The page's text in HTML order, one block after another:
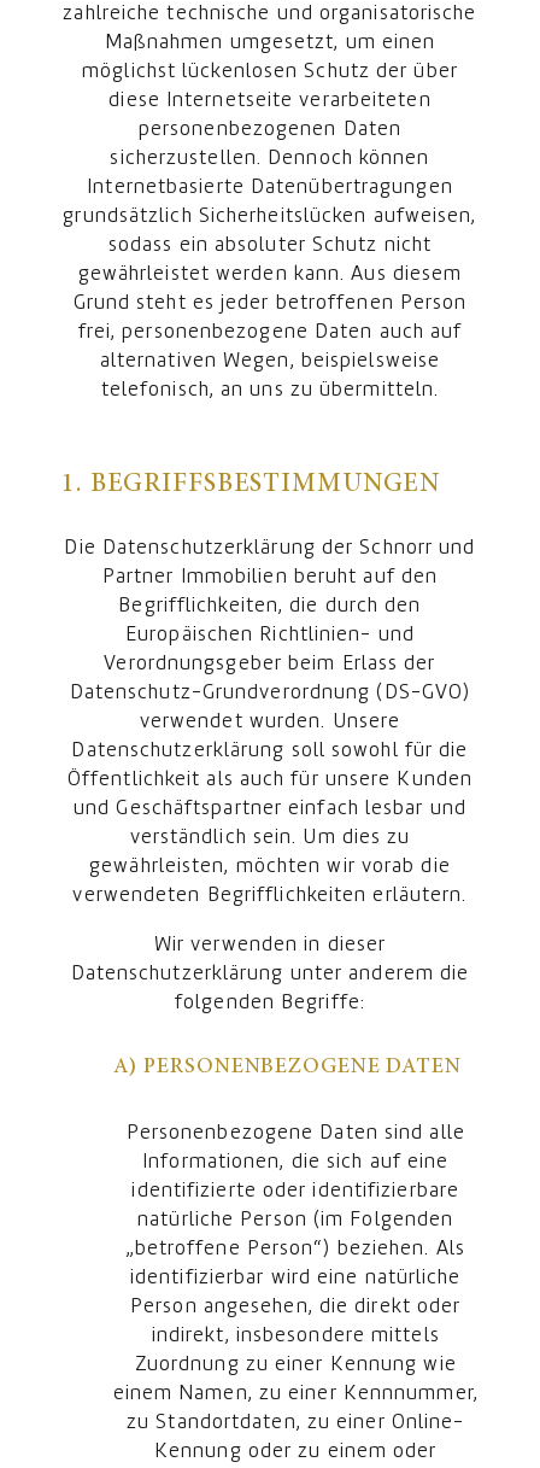
zahlreiche technische und organisatorische
Maßnahmen umgesetzt, um einen
möglichst lückenlosen Schutz der über
diese Internetseite verarbeiteten
personenbezogenen Daten
sicherzustellen. Dennoch können
Internetbasierte Datenübertragungen
grundsätzlich Sicherheitslücken aufweisen,
sodass ein absoluter Schutz nicht
gewährleistet werden kann. Aus diesem
Grund steht es jeder betroffenen Person
frei, personenbezogene Daten auch auf
alternativen Wegen, beispielsweise
telefonisch, an uns zu übermitteln.
1. BEGRIFFSBESTIMMUNGEN
Die Datenschutzerklärung der Schnorr und
Partner Immobilien beruht auf den
Begrifflichkeiten, die durch den
Europäischen Richtlinien- und
Verordnungsgeber beim Erlass der
Datenschutz-Grundverordnung (DS-GVO)
verwendet wurden. Unsere
Datenschutzerklärung soll sowohl für die
Öffentlichkeit als auch für unsere Kunden
und Geschäftspartner einfach lesbar und
verständlich sein. Um dies zu
gewährleisten, möchten wir vorab die
verwendeten Begrifflichkeiten erläutern.
Wir verwenden in dieser
Datenschutzerklärung unter anderem die
folgenden Begriffe:
A) PERSONENBEZOGENE DATEN
Personenbezogene Daten sind alle
Informationen, die sich auf eine
identifizierte oder identifizierbare
natürliche Person (im Folgenden
„betroffene Person“) beziehen. Als
identifizierbar wird eine natürliche
Person angesehen, die direkt oder
indirekt, insbesondere mittels
Zuordnung zu einer Kennung wie
einem Namen, zu einer Kennnummer,
zu Standortdaten, zu einer Online-
Kennung oder zu einem oder